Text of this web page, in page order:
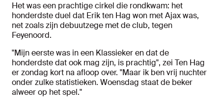
Het was een prachtige cirkel die rondkwam: het
honderdste duel dat Erik ten Hag won met Ajax was,
net zoals zijn debuutzege met de club, tegen
Feyenoord.
"Mijn eerste was in een Klassieker en dat de
honderdste dat ook mag zijn, is prachtig", zei Ten Hag
er zondag kort na afloop over. "Maar ik ben vrij nuchter
onder zulke statistieken. Woensdag staat de beker
alweer op het spel."